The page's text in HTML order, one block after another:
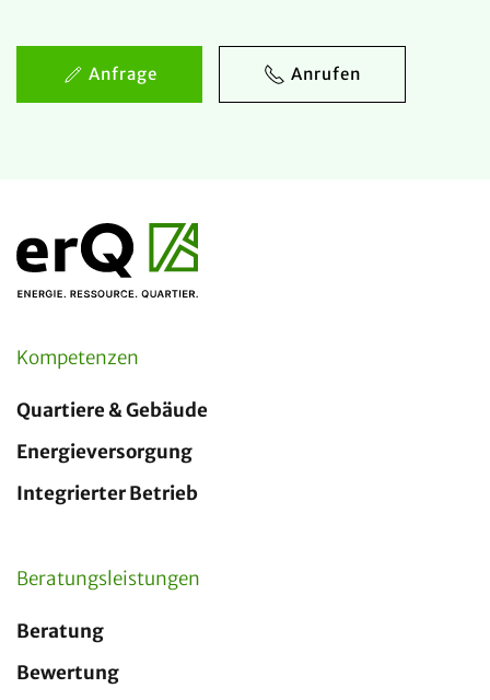
Anfrage Anrufen
Kompetenzen
Quartiere & Gebäude
Energieversorgung
Integrierter Betrieb
Beratungsleistungen
Beratung
Bewertung